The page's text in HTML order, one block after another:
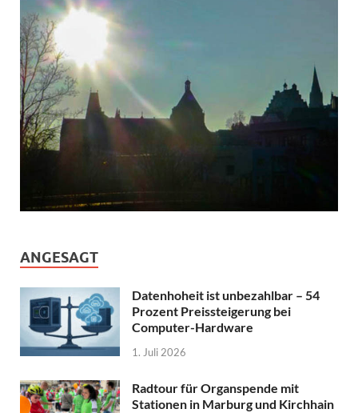
ANGESAGT
Datenhoheit ist unbezahlbar – 54
Prozent Preissteigerung bei
Computer-Hardware
1. Juli 2026
Radtour für Organspende mit
Stationen in Marburg und Kirchhain